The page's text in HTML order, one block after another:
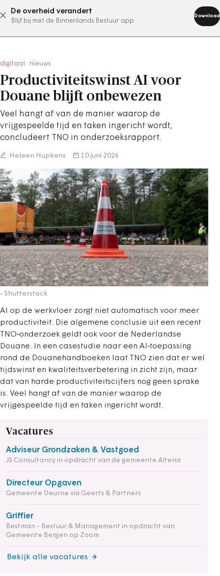
De overheid verandert
Blijf bij met de Binnenlands Bestuur app
Download
abonneer nu
digitaal nieuws
Productiviteitswinst AI voor
Douane blijft onbewezen
Veel hangt af van de manier waarop de
vrijgespeelde tijd en taken ingericht wordt,
concludeert TNO in onderzoeksrapport.
Heleen Hupkens 10 juni 2026
- Shutterstock
AI op de werkvloer zorgt niet automatisch voor meer
productiviteit. Die algemene conclusie uit een recent
TNO‑onderzoek geldt ook voor de Nederlandse
Douane. In een casestudie naar een AI‑toepassing
rond de Douanehandboeken laat TNO zien dat er wel
tijdswinst en kwaliteitsverbetering in zicht zijn, maar
dat van harde productiviteitscijfers nog geen sprake
is. Veel hangt af van de manier waarop de
vrijgespeelde tijd en taken ingericht wordt.
Vacatures
Adviseur Grondzaken & Vastgoed
JS Consultancy in opdracht van de gemeente Altena
Directeur Opgaven
Gemeente Deurne via Geerts & Partners
Griffier
Bestman - Bestuur & Management in opdracht van
Gemeente Bergen op Zoom
Bekijk alle vacatures